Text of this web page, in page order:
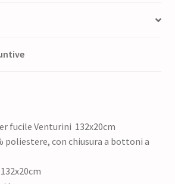
fucile Venturini 132x20cm
poliestere, con chiusura a bottoni a